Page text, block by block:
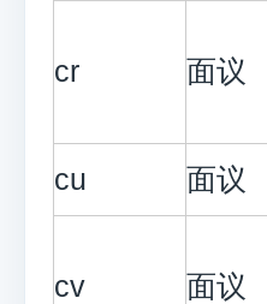
cr 面议
cu 面议
cv 面议